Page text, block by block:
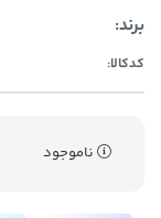
برند:
کدکالا:
ناموجود